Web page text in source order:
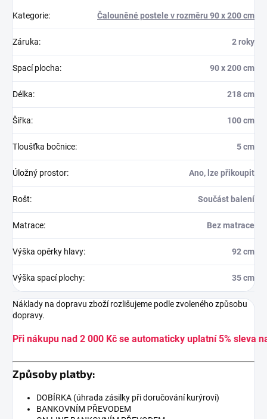
Kategorie: Čalouněné postele v rozměru 90 x 200 cm
Záruka: 2 roky
Spací plocha: 90 x 200 cm
Délka: 218 cm
Šířka: 100 cm
Tloušťka bočnice: 5 cm
Úložný prostor: Ano, lze přikoupit
Rošt: Součást balení
Matrace: Bez matrace
Výška opěrky hlavy: 92 cm
Výška spací plochy: 35 cm
Náklady na dopravu zboží rozlišujeme podle zvoleného způsobu
dopravy.
Při nákupu nad 2 000 Kč se automaticky uplatní 5% sleva
Způsoby platby:
DOBÍRKA (úhrada zásilky při doručování kurýrovi)
BANKOVNÍM PŘEVODEM